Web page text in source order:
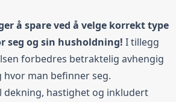
å spare ved å velge korrekt type
seg og sin husholdning! I tillegg
forbedres betraktelig avhengig
man befinner seg.
dekning, hastighet og inkludert